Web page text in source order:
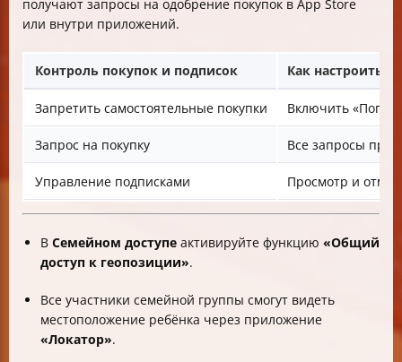
получают запросы на одобрение покупок в App Store
или внутри приложений.
Контроль покупок и подписок Как настроить
Запретить самостоятельные покупки Включить
Запрос на покупку Все запросы
Управление подписками Просмотр и
В Семейном доступе активируйте функцию «Общий
доступ к геопозиции».
Все участники семейной группы смогут видеть
местоположение ребёнка через приложение
«Локатор».